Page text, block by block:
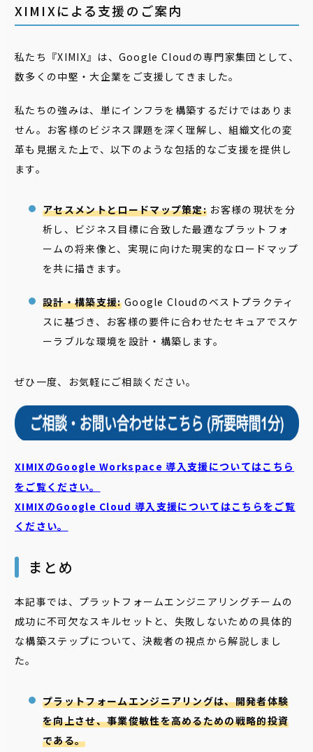
XIMIXによる支援のご案内
私たち『XIMIX』は、Google Cloudの専門家集団として、
数多くの中堅・大企業をご支援してきました。
私たちの強みは、単にインフラを構築するだけではありま
せん。お客様のビジネス課題を深く理解し、組織文化の変
革も見据えた上で、以下のような包括的なご支援を提供し
ます。
アセスメントとロードマップ策定: お客様の現状を分
析し、ビジネス目標に合致した最適なプラットフォ
ームの将来像と、実現に向けた現実的なロードマップ
を共に描きます。
設計・構築支援:Google Cloudのベストプラクティ
スに基づき、お客様の要件に合わせたセキュアでスケ
ーラブルな環境を設計・構築します。
ぜひ一度、お気軽にご相談ください。
XIMIXのGoogle Workspace 導入支援についてはこちら
をご覧ください。
XIMIXのGoogle Cloud 導入支援についてはこちらをご覧
ください。
まとめ
本記事では、プラットフォームエンジニアリングチームの
成功に不可欠なスキルセットと、失敗しないための具体的
な構築ステップについて、決裁者の視点から解説しまし
た。
プラットフォームエンジニアリングは、開発者体験
を向上させ、事業俊敏性を高めるための戦略的投資
である。